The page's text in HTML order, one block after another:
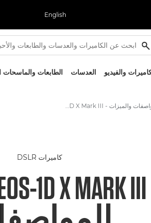
English
والفيديو العدسات الطابعات والماسحات
المواصفات والميزات - EOS-1D X Mark III
كاميرات DSLR
1D X MARK III